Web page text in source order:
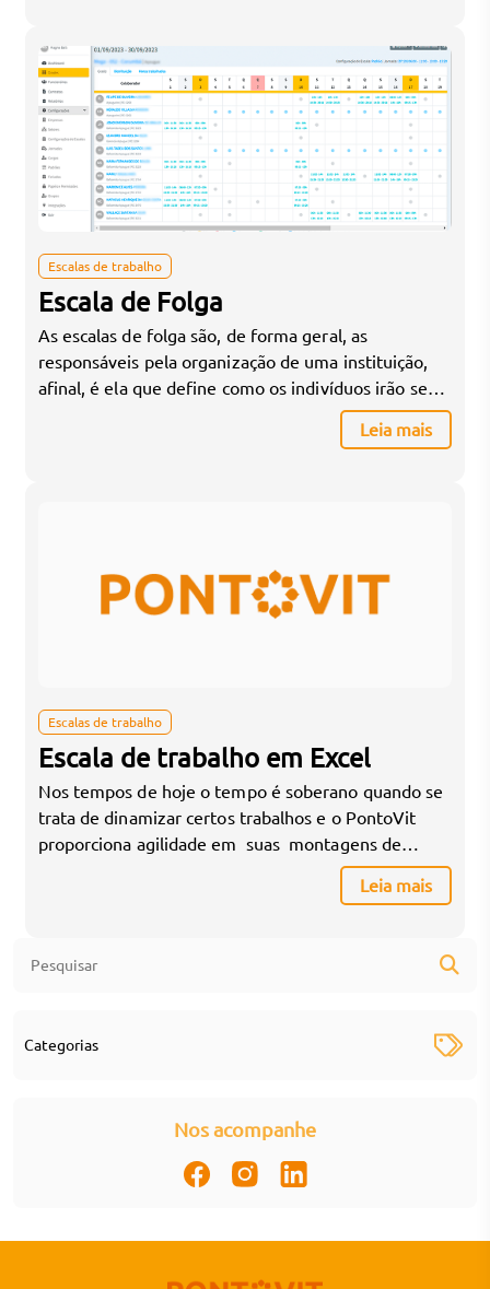
resultando em leis ou, até […]
Escalas de trabalho
Escala de Folga
As escalas de folga são, de forma geral, as
responsáveis pela organização de uma instituição,
afinal, é ela que define como os indivíduos irão se
revezar para que folguem. Sendo assim, há de se
entender que é por meio das escalas de trabalho
Leia mais
Escalas de trabalho
Escala de trabalho em Excel
Nos tempos de hoje o tempo é soberano quando se
trata de dinamizar certos trabalhos e o PontoVit
proporciona agilidade em suas montagens de
escalas porque é via Web on line, o que resulta em
vários benefícios tais como: Padronização de todos
[…]
Leia mais
Categorias
Nos acompanhe